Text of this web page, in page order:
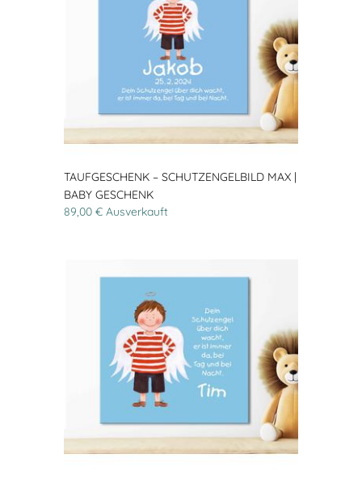
TAUFGESCHENK – SCHUTZENGELBILD MAX |
BABY GESCHENK
89,00 € Ausverkauft